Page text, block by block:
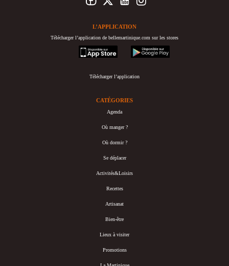
L’APPLICATION
Télécharger l’application de bellemartinique.com sur les stores
appstore
googleplay
Télécharger l’application
CATÉGORIES
Agenda
Où manger ?
Où dormir ?
Se déplacer
Activités&Loisirs
Recettes
Artisanat
Bien-être
Lieux à visiter
Promotions